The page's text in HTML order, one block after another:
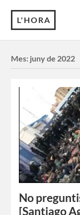
L'HORA
Mes: juny de 2022
No
[Santiago